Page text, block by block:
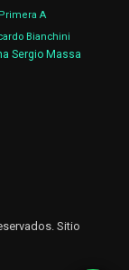
Primera A
Bianchini
Sergio Massa
Sitio